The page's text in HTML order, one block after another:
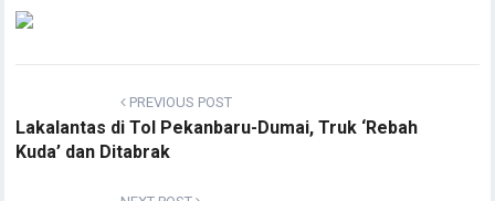
PREVIOUS POST
Lakalantas di Tol Pekanbaru-Dumai, Truk ‘Rebah
Kuda’ dan Ditabrak